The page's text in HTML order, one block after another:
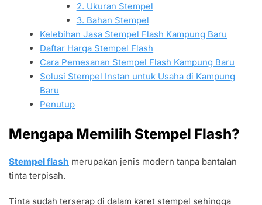
2. Ukuran Stempel
3. Bahan Stempel
Kelebihan Jasa Stempel Flash Kampung Baru
Daftar Harga Stempel Flash
Cara Pemesanan Stempel Flash Kampung Baru
Solusi Stempel Instan untuk Usaha di Kampung
Baru
Penutup
Mengapa Memilih Stempel Flash?
Stempel flash merupakan jenis modern tanpa bantalan
tinta terpisah.
Tinta sudah terserap di dalam karet stempel sehingga